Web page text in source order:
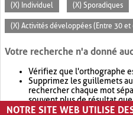
(X) Individuel (X) Sporadiques
(X) Activités développées (Entre 30 et
Votre recherche n'a donné
Vérifiez que l'orthographe
Supprimez les guillemets
rechercher chaque mot
souvent plus de résultat
Envisagez d'élargir votre
NOTRE SITE WEB UTILISE